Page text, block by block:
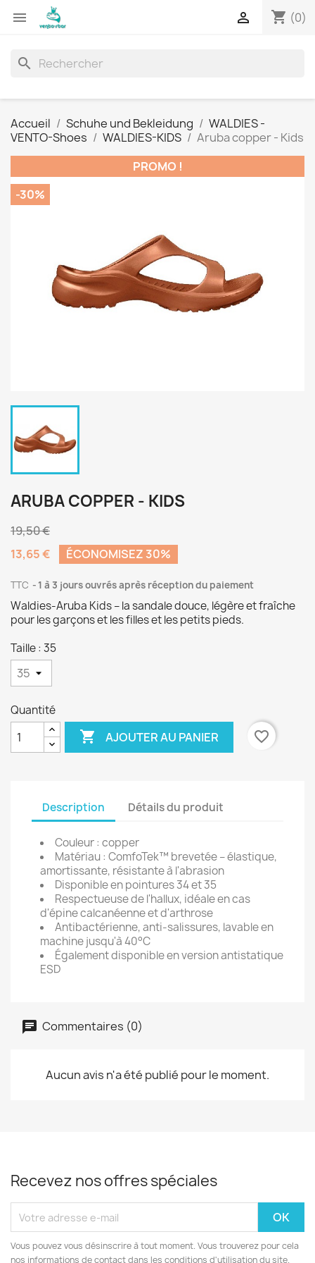
 shopping_cart (0)

search
Accueil Schuhe und Bekleidung
WALDIES -
VENTO-Shoes
WALDIES-KIDS
Aruba copper - Kids
PROMO !
-30%
ARUBA COPPER - KIDS
19,50 €
13,65 €
ÉCONOMISEZ 30%
TTC 1 à 3 jours ouvrés après réception du paiement
Waldies-Aruba Kids – la sandale douce, légère et fraîche
pour les garçons et les filles et les petits pieds.
Taille : 35
Quantité
 AJOUTER AU PANIER favorite_border
Description Détails du produit
Couleur : copper
Matériau : ComfoTek™ brevetée – élastique,
amortissante, résistante à l'abrasion
Disponible en pointures 34 et 35
Respectueuse de l'hallux, idéale en cas
d'épine calcanéenne et d'arthrose
Antibactérienne, anti-salissures, lavable en
machine jusqu'à 40°C
Également disponible en version antistatique
ESD
Commentaires (0)
Aucun avis n'a été publié pour le moment.
Recevez nos offres spéciales
Vous pouvez vous désinscrire à tout moment. Vous trouverez pour cela
nos informations de contact dans les conditions d'utilisation du site.